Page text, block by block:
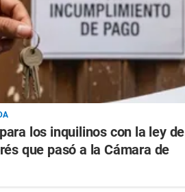
los inquilinos con la ley de
que pasó a la Cámara de